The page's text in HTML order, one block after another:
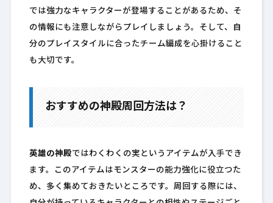
では強力なキャラクターが登場することがあるため、そ
の情報にも注意しながらプレイしましょう。そして、自
分のプレイスタイルに合ったチーム編成を心掛けること
も大切です。
おすすめの神殿周回方法は？
英雄の神殿ではわくわくの実というアイテムが入手でき
ます。このアイテムはモンスターの能力強化に役立つた
め、多く集めておきたいところです。周回する際には、